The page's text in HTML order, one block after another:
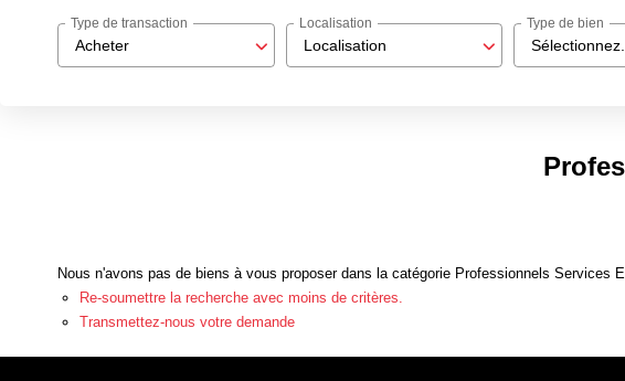
Acheter
Type de transaction
Localisation
Localisation
Sélectionnez...
Type de bien
Nous n'avons pas de biens à vous proposer dans la catégorie Professionnels Services
Re-soumettre la recherche avec moins de critères.
Transmettez-nous votre demande